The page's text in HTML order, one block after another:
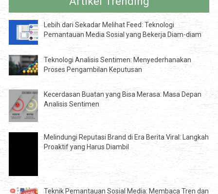
Lebih dari Sekadar Melihat Feed: Teknologi
Pemantauan Media Sosial yang Bekerja Diam-diam
Teknologi Analisis Sentimen: Menyederhanakan
Proses Pengambilan Keputusan
Kecerdasan Buatan yang Bisa Merasa: Masa Depan
Analisis Sentimen
Melindungi Reputasi Brand di Era Berita Viral: Langkah
Proaktif yang Harus Diambil
Teknik Pemantauan Sosial Media: Membaca Tren dan